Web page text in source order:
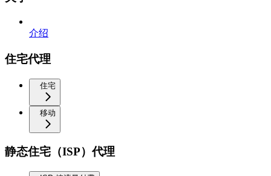
介绍
住宅代理
住宅
移动
静态住宅（ISP）代理